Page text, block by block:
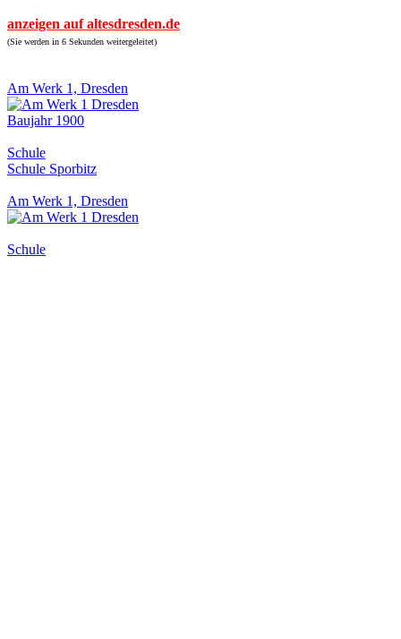
anzeigen auf altesdresden.de
(Sie werden in 6 Sekunden weitergeleitet)
Am Werk 1, Dresden
Baujahr 1900
Schule
Schule Sporbitz
Am Werk 1, Dresden
Schule